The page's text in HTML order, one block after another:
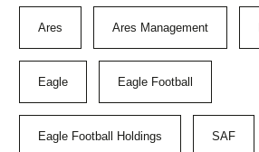
Ares Ares Management
Eagle Eagle Football
Eagle Football Holdings SAF